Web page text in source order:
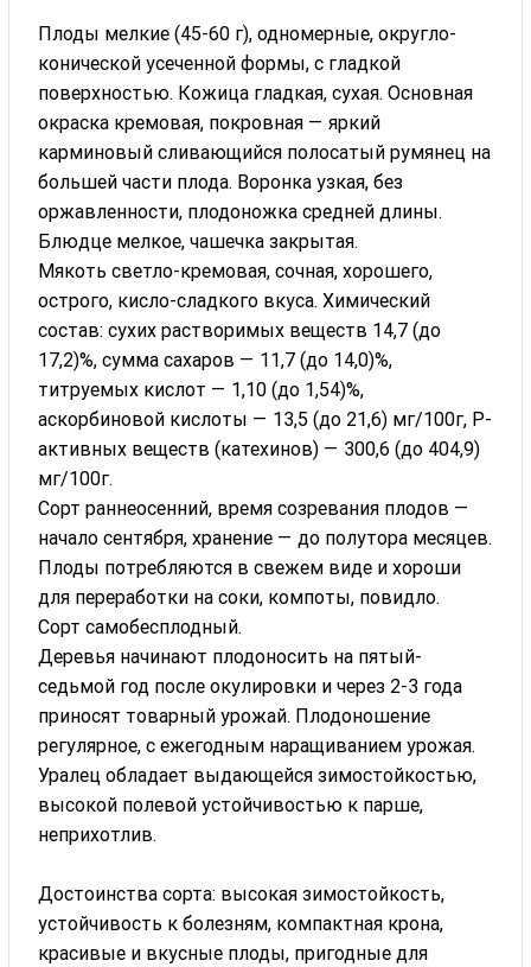
Плоды мелкие (45-60 г), одномерные, округло-
конической усеченной формы, с гладкой
поверхностью. Кожица гладкая, сухая. Основная
окраска кремовая, покровная — яркий
карминовый сливающийся полосатый румянец на
большей части плода. Воронка узкая, без
оржавленности, плодоножка средней длины.
Блюдце мелкое, чашечка закрытая.
Мякоть светло-кремовая, сочная, хорошего,
острого, кисло-сладкого вкуса. Химический
состав: сухих растворимых веществ 14,7 (до
17,2)%, сумма сахаров — 11,7 (до 14,0)%,
титруемых кислот — 1,10 (до 1,54)%,
аскорбиновой кислоты — 13,5 (до 21,6) мг/100г, Р-
активных веществ (катехинов) — 300,6 (до 404,9)
мг/100г.
Сорт раннеосенний, время созревания плодов —
начало сентября, хранение — до полутора месяцев.
Плоды потребляются в свежем виде и хороши
для переработки на соки, компоты, повидло.
Сорт самобесплодный.
Деревья начинают плодоносить на пятый-
седьмой год после окулировки и через 2-3 года
приносят товарный урожай. Плодоношение
регулярное, с ежегодным наращиванием урожая.
Уралец обладает выдающейся зимостойкостью,
высокой полевой устойчивостью к парше,
неприхотлив.
Достоинства сорта: высокая зимостойкость,
устойчивость к болезням, компактная крона,
красивые и вкусные плоды, пригодные для